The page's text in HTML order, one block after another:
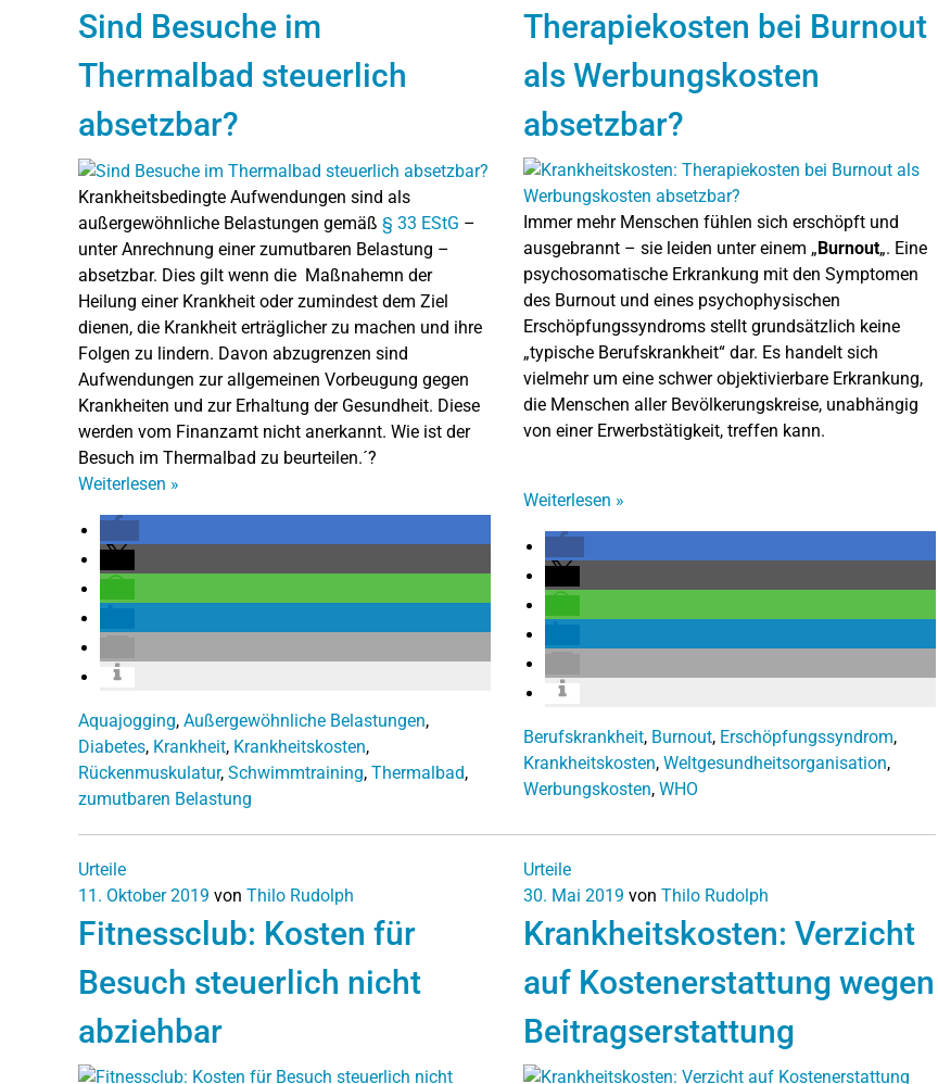
Sind Besuche im
Thermalbad steuerlich
absetzbar?
Krankheitsbedingte Aufwendungen sind als
außergewöhnliche Belastungen gemäß § 33 EStG –
unter Anrechnung einer zumutbaren Belastung –
absetzbar. Dies gilt wenn die Maßnahemn der
Heilung einer Krankheit oder zumindest dem Ziel
dienen, die Krankheit erträglicher zu machen und ihre
Folgen zu lindern. Davon abzugrenzen sind
Aufwendungen zur allgemeinen Vorbeugung gegen
Krankheiten und zur Erhaltung der Gesundheit. Diese
werden vom Finanzamt nicht anerkannt. Wie ist der
Besuch im Thermalbad zu beurteilen.´?
Weiterlesen »
Aquajogging, Außergewöhnliche Belastungen,
Diabetes, Krankheit, Krankheitskosten,
Rückenmuskulatur, Schwimmtraining, Thermalbad,
zumutbaren Belastung
Therapiekosten bei Burnout
als Werbungskosten
absetzbar?
Immer mehr Menschen fühlen sich erschöpft und
ausgebrannt – sie leiden unter einem „Burnout„. Eine
psychosomatische Erkrankung mit den Symptomen
des Burnout und eines psychophysischen
Erschöpfungssyndroms stellt grundsätzlich keine
„typische Berufskrankheit“ dar. Es handelt sich
vielmehr um eine schwer objektivierbare Erkrankung,
die Menschen aller Bevölkerungskreise, unabhängig
von einer Erwerbstätigkeit, treffen kann.
Weiterlesen »
Berufskrankheit, Burnout, Erschöpfungssyndrom,
Krankheitskosten, Weltgesundheitsorganisation,
Werbungskosten, WHO
Urteile
11. Oktober 2019 von Thilo Rudolph
Fitnessclub: Kosten für
Besuch steuerlich nicht
abziehbar
Urteile
30. Mai 2019 von Thilo Rudolph
Krankheitskosten: Verzicht
auf Kostenerstattung wegen
Beitragserstattung